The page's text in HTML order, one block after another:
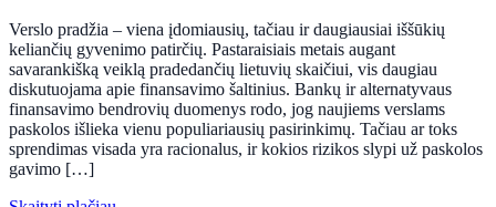
Verslo pradžia – viena įdomiausių, tačiau ir daugiausiai iššūkių
keliančių gyvenimo patirčių. Pastaraisiais metais augant
savarankišką veiklą pradedančių lietuvių skaičiui, vis daugiau
diskutuojama apie finansavimo šaltinius. Bankų ir alternatyvaus
finansavimo bendrovių duomenys rodo, jog naujiems verslams
paskolos išlieka vienu populiariausių pasirinkimų. Tačiau ar toks
sprendimas visada yra racionalus, ir kokios rizikos slypi už paskolos
gavimo […]